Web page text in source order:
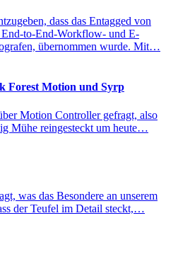
dass das Entagged von
to-End-Workflow- und E-
übernommen wurde. Mit…
Forest Motion und Syrp
Motion Controller gefragt, also
Mühe reingesteckt um heute…
was das Besondere an unserem
der Teufel im Detail steckt,…